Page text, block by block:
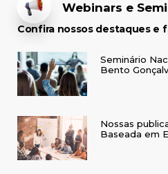
Webinars e
Confira nossos destaques e
Seminário
Bento
Nossas
Baseada em